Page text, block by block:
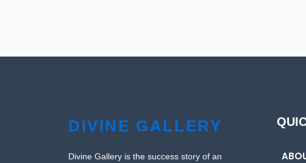
DIVINE GALLERY
Divine Gallery is the success story of an